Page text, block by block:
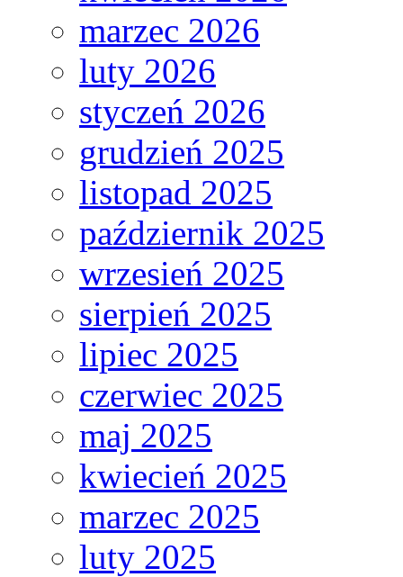
marzec 2026
luty 2026
styczeń 2026
grudzień 2025
listopad 2025
październik 2025
wrzesień 2025
sierpień 2025
lipiec 2025
czerwiec 2025
maj 2025
kwiecień 2025
marzec 2025
luty 2025